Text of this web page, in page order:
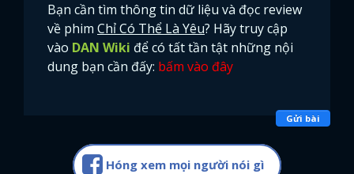
Bạn cần tìm thông tin dữ liệu và đọc review
về phim Chỉ Có Thể Là Yêu? Hãy truy cập
vào DAN Wiki để có tất tần tật những nội
dung bạn cần đấy: bấm vào đây
Gửi bài
Hóng xem mọi người nói gì